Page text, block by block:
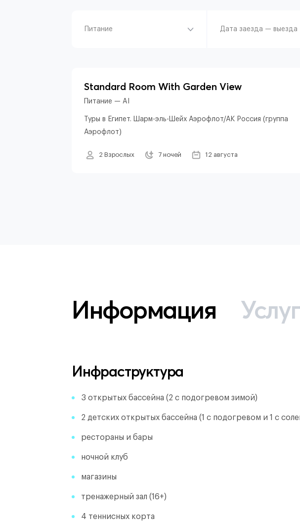
Питание Дата заезда — выезда
Standard Room With Garden View
Питание — AI
Туры в Египет. Шарм-эль-Шейх Аэрофлот/АК Россия (группа
Аэрофлот)
2 Взрослых 7 ночей 12 августа
Информация
Инфраструктура
3 открытых бассейна (2 с подогревом зимой)
2 детских открытых бассейна (1 с подогревом и 1 с
рестораны и бары
ночной клуб
магазины
тренажерный зал (16+)
4 теннисных корта